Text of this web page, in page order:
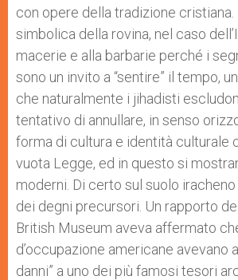
con opere della tradizione cristiana.
simbolica della rovina, nel caso
macerie e alla barbarie perché i
sono un invito a “sentire” il tempo,
che naturalmente i jihadisti
tentativo di annullare, in senso
forma di cultura e identità culturale
vuota Legge, ed in questo si
moderni. Di certo sul suolo
dei degni precursori. Un rapporto
British Museum aveva affermato
d’occupazione americane avevano
danni” a uno dei più famosi tesori